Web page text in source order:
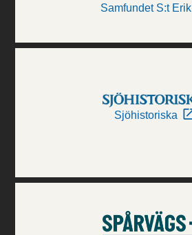
Samfundet S:t Erik
Sjöhistoriska